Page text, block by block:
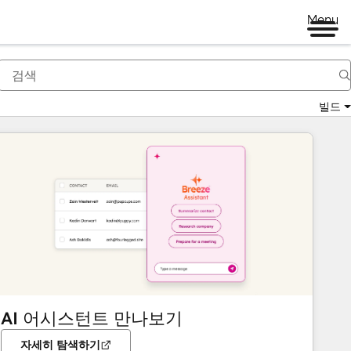
Menu
빌드
AI 어시스턴트 만나보기
자세히 탐색하기